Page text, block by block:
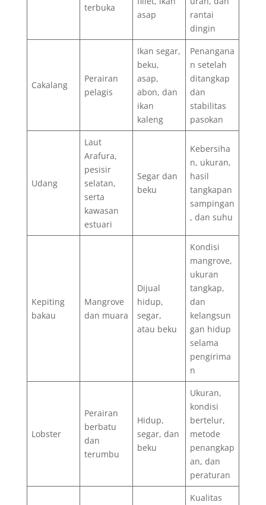
terbuka
asap
rantai
dingin
Cakalang
Perairan
pelagis
Ikan segar,
beku,
asap,
abon, dan
ikan
kaleng
Penangana
n setelah
ditangkap
dan
stabilitas
pasokan
Udang
Laut
Arafura,
pesisir
selatan,
serta
kawasan
estuari
Segar dan
beku
Kebersiha
n, ukuran,
hasil
tangkapan
sampingan
, dan suhu
Kepiting
bakau
Mangrove
dan muara
Dijual
hidup,
segar,
atau beku
Kondisi
mangrove,
ukuran
tangkap,
dan
kelangsun
gan hidup
selama
pengirima
n
Lobster
Perairan
berbatu
dan
terumbu
Hidup,
segar, dan
beku
Ukuran,
kondisi
bertelur,
metode
penangkap
an, dan
peraturan
Kualitas